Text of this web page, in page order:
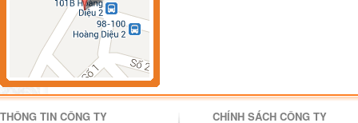
THÔNG TIN CÔNG TY CHÍNH SÁCH CÔNG TY